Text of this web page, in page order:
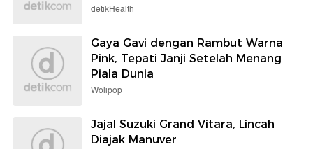
detikHealth
Gaya Gavi dengan Rambut Warna
Pink, Tepati Janji Setelah Menang
Piala Dunia
Wolipop
Jajal Suzuki Grand Vitara, Lincah
Diajak Manuver